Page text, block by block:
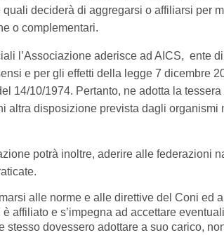
deciderà di aggregarsi o affiliarsi per
o complementari.
l’Associazione aderisce ad AICS, ente di
e per gli effetti della legge 7 dicembre
14/10/1974. Pertanto, ne adotta la tessera
altra disposizione prevista dagli organismi
potrà inoltre, aderire alle federazioni
alle norme e alle direttive del Coni ed
affiliato e s’impegna ad accettare eventuali
stesso dovessero adottare a suo carico,